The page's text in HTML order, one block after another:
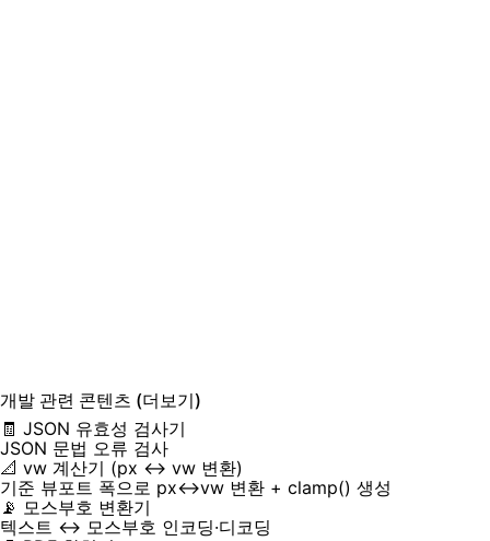
개발 관련 콘텐츠 (더보기)
🧾 JSON 유효성 검사기
JSON 문법 오류 검사
📐 vw 계산기 (px ↔ vw 변환)
기준 뷰포트 폭으로 px↔vw 변환 + clamp() 생성
📡 모스부호 변환기
텍스트 ↔ 모스부호 인코딩·디코딩